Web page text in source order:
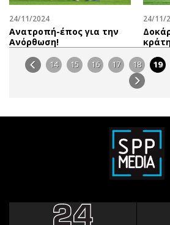
24/11/2024
Ανατροπή-έπος για την
Ανόρθωση!
24/11/
14 15 16 17 18 19